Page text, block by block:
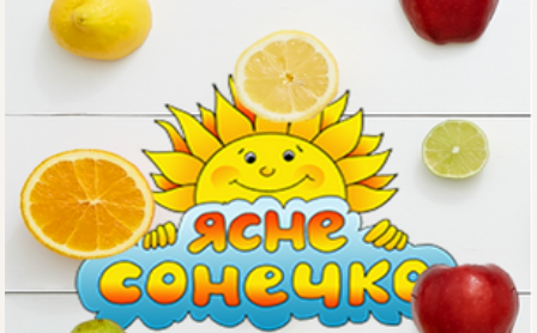
ПУБЛІКАЦІЇ